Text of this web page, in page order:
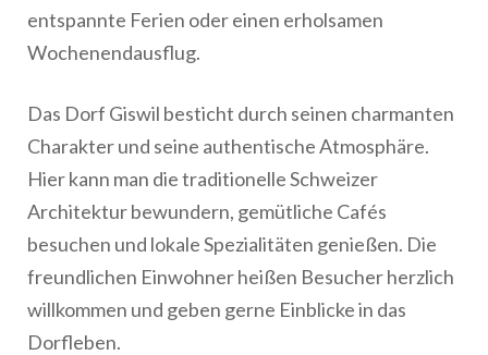
entspannte Ferien oder einen erholsamen
Wochenendausflug.
Das Dorf Giswil besticht durch seinen charmanten
Charakter und seine authentische Atmosphäre.
Hier kann man die traditionelle Schweizer
Architektur bewundern, gemütliche Cafés
besuchen und lokale Spezialitäten genießen. Die
freundlichen Einwohner heißen Besucher herzlich
willkommen und geben gerne Einblicke in das
Dorfleben.